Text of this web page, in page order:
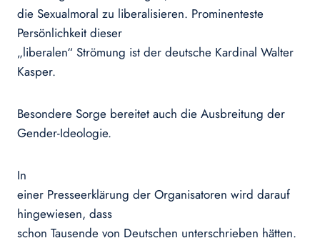
die Sexualmoral zu liberalisieren. Prominenteste
Persönlichkeit dieser
„liberalen“ Strömung ist der deutsche Kardinal Walter
Kasper.
Besondere Sorge bereitet auch die Ausbreitung der
Gender-Ideologie.
In
einer Presseerklärung der Organisatoren wird darauf
hingewiesen, dass
schon Tausende von Deutschen unterschrieben hätten.